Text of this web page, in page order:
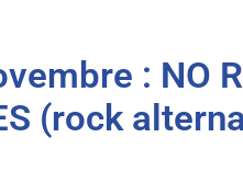
: NO
(rock